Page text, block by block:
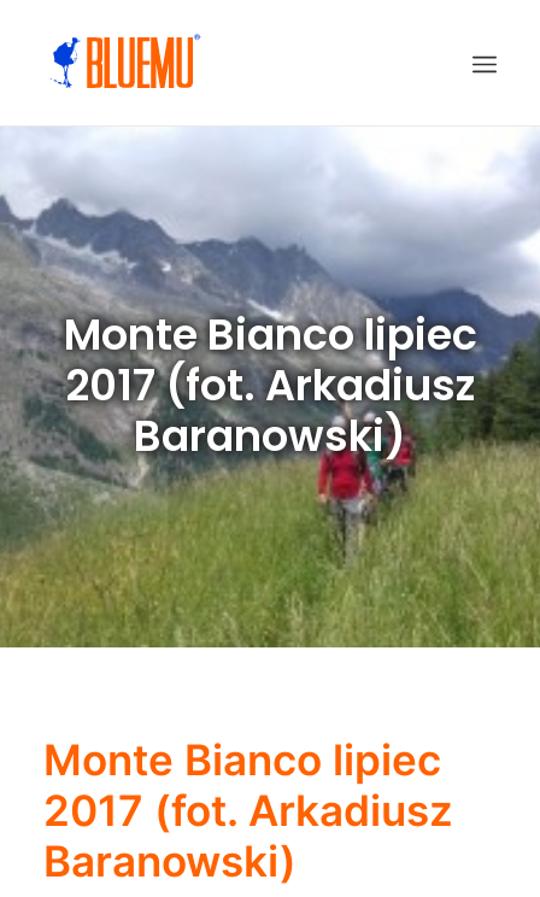
Monte Bianco lipiec
2017 (fot. Arkadiusz
Baranowski)
Monte Bianco lipiec
2017 (fot. Arkadiusz
Baranowski)